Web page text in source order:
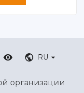
RU
организации